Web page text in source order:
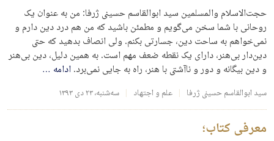
حجت‌الاسلام والمسلمین سید ابوالقاسم حسینی ژرفا: من به عنوان یک
روحانی با شما سخن می‌گویم و مطمئن باشید که من هم درد دین دارم و
نمی‌خواهم به ساحت دین، جسارتی بکنم. ولی انصاف بدهید که حتی
دین‌دار بی‌هنر، دارای یک نقطه ضعف مهم است. به همین دلیل، دین بی‌هنر
و دین بیگانه و دور و ناآشتی با هنر،‌ راه به جایی نمی‌برد.ادامه …
سید ابوالقاسم حسینی ژرفا علم و اجتهاد سه‌شنبه، ۲۳ دی ۱۳۹۳
معرفی کتاب؛